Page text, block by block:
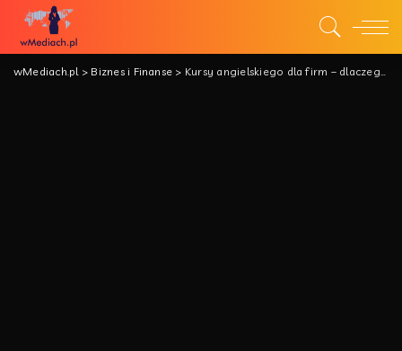
wMediach.pl> Biznes i Finanse > Kursy angielskiego dla firm – dlaczego warto w nie inwestować?